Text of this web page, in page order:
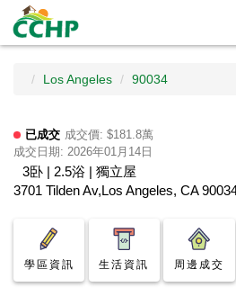
Los Angeles 90034
已成交 成交價: $181.8萬
成交日期: 2026年01月14日
3卧 | 2.5浴 | 獨立屋
3701 Tilden Av,Los Angeles, CA
學區資訊 生活資訊 周邊成交